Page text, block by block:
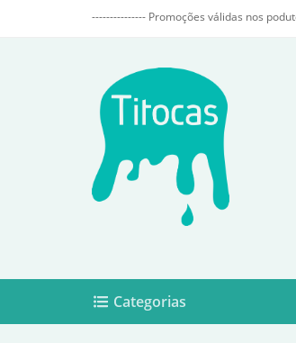
--------------- Promoções válidas nos
Categorias